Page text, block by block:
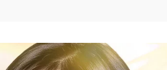
する情報
）